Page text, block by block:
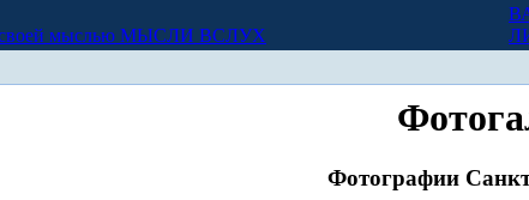
МЫСЛИ ВСЛУХ
Фотографии